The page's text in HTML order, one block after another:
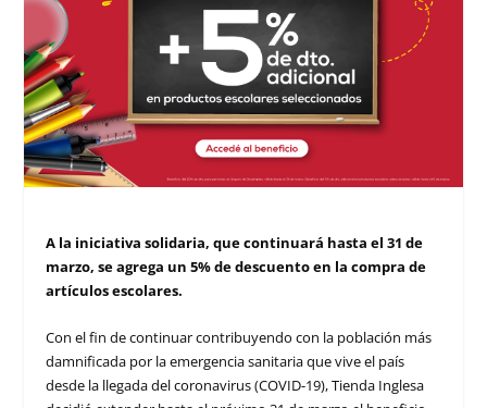
A la iniciativa solidaria, que continuará hasta el 31 de
marzo, se agrega un 5% de descuento en la compra de
artículos escolares.
Con el fin de continuar contribuyendo con la población más
damnificada por la emergencia sanitaria que vive el país
desde la llegada del coronavirus (COVID-19), Tienda Inglesa